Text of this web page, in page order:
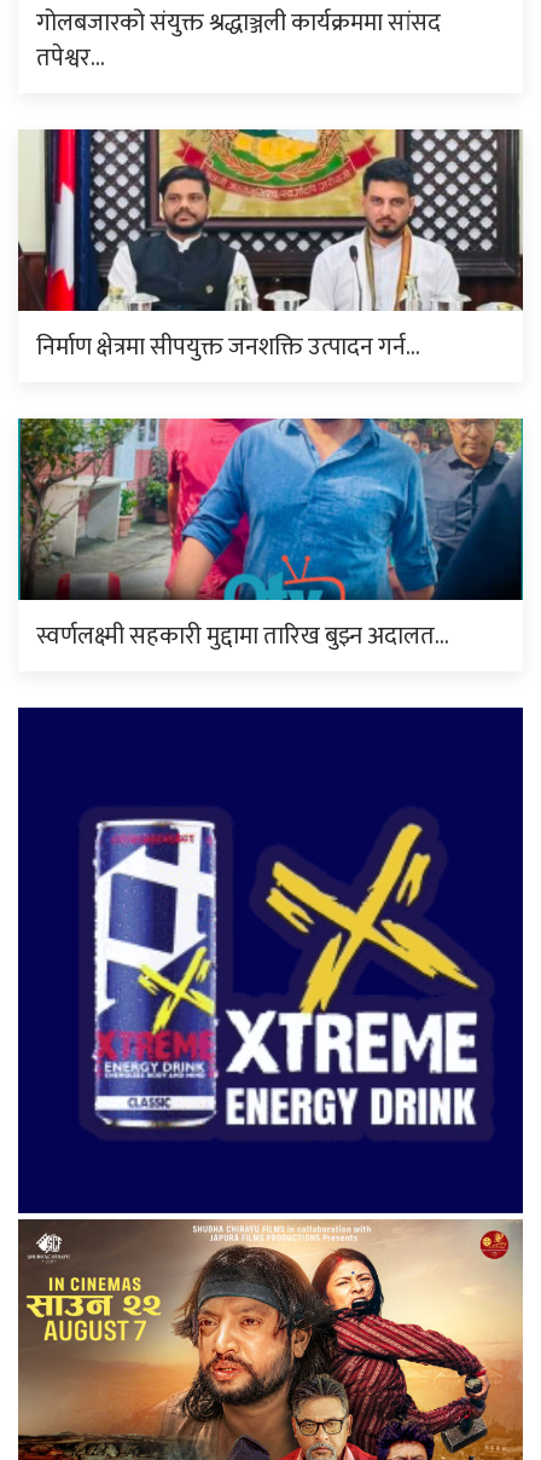
गोलबजारको संयुक्त श्रद्धाञ्जली कार्यक्रममा सांसद
तपेश्वर…
निर्माण क्षेत्रमा सीपयुक्त जनशक्ति उत्पादन गर्न…
स्वर्णलक्ष्मी सहकारी मुद्दामा तारिख बुझ्न अदालत…